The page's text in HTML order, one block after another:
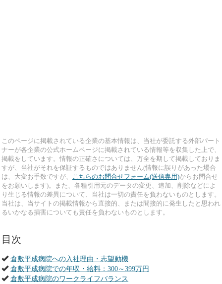
このページに掲載されている企業の基本情報は、当社が委託する外部パート
ナーが各企業の公式ホームページに掲載されている情報等を収集した上で、
掲載をしています。情報の正確さについては、万全を期して掲載しておりま
すが、当社がそれを保証するものではありません(情報に誤りがあった場合
は、大変お手数ですが、
こちらのお問合せフォーム(送信専用)からお問合せ
をお願いします)。また、各種引用元のデータの変更、追加、削除などによ
り生じる情報の差異について、当社は一切の責任を負わないものとします。
当社は、当サイトの掲載情報から直接的、または間接的に発生したと思われ
るいかなる損害についても責任を負わないものとします。
目次
倉敷平成病院への入社理由・志望動機
倉敷平成病院での年収・給料：300～399万円
倉敷平成病院のワークライフバランス